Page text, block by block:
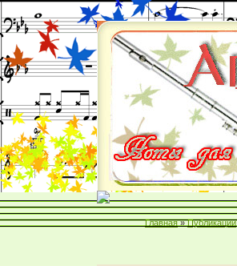
Главная » Публикации